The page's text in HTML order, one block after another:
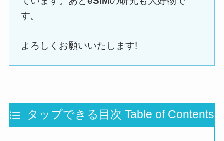
す。
よろしくお願いいたします!
タップできる目次 Table of Contents